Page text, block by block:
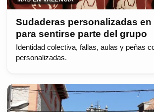
Sudaderas personalizadas en
para sentirse parte del grupo
Identidad colectiva, fallas, aulas y peñas
personalizadas.